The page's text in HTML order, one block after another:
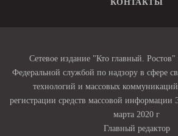
КОНТАКТЫ
Сетевое издание "Кто главный. Ростов"
Федеральной службой по надзору в сфере
технологий и массовых коммуникаций
регистрации средств массовой
марта 2020 г
Главный редактор